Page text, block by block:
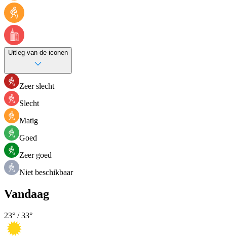
Uitleg van de iconen
Zeer slecht
Slecht
Matig
Goed
Zeer goed
Niet beschikbaar
Vandaag
23° /33°